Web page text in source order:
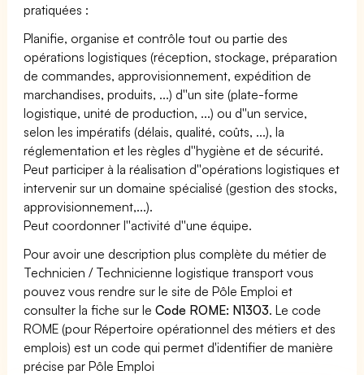
pratiquées :
Planifie, organise et contrôle tout ou partie des
opérations logistiques (réception, stockage, préparation
de commandes, approvisionnement, expédition de
marchandises, produits, ...) d''un site (plate-forme
logistique, unité de production, ...) ou d''un service,
selon les impératifs (délais, qualité, coûts, ...), la
réglementation et les règles d''hygiène et de sécurité.
Peut participer à la réalisation d''opérations logistiques et
intervenir sur un domaine spécialisé (gestion des stocks,
approvisionnement,...).
Peut coordonner l''activité d''une équipe.
Pour avoir une description plus complète du métier de
Technicien / Technicienne logistique transport vous
pouvez vous rendre sur le site de Pôle Emploi et
consulter la fiche sur leCode ROME: N1303. Le code
ROME (pour Répertoire opérationnel des métiers et des
emplois) est un code qui permet d'identifier de manière
précise par Pôle Emploi